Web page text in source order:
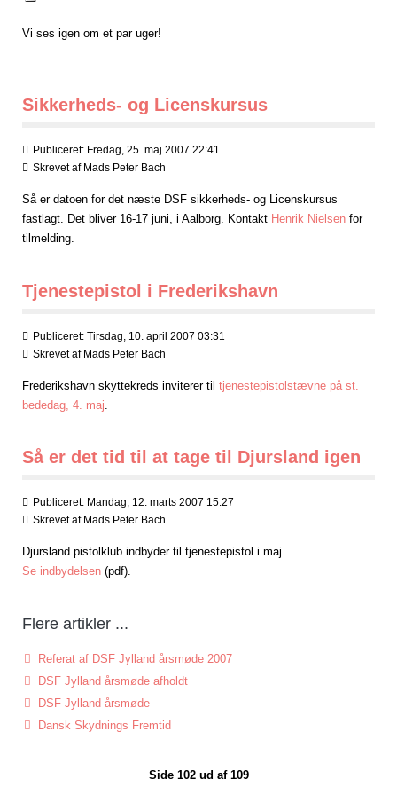
Vi ses igen om et par uger!
Sikkerheds- og Licenskursus
Publiceret: Fredag, 25. maj 2007 22:41
Skrevet af Mads Peter Bach
Så er datoen for det næste DSF sikkerheds- og Licenskursus
fastlagt. Det bliver 16-17 juni, i Aalborg. Kontakt Henrik Nielsen for
tilmelding.
Tjenestepistol i Frederikshavn
Publiceret: Tirsdag, 10. april 2007 03:31
Skrevet af Mads Peter Bach
Frederikshavn skyttekreds inviterer til tjenestepistolstævne på st.
bededag, 4. maj
Så er det tid til at tage til Djursland igen
Publiceret: Mandag, 12. marts 2007 15:27
Skrevet af Mads Peter Bach
Djursland pistolklub indbyder til tjenestepistol i maj
Se indbydelsen (pdf).
Flere artikler ...
Referat af DSF Jylland årsmøde 2007
DSF Jylland årsmøde afholdt
DSF Jylland årsmøde
Dansk Skydnings Fremtid
Side 102 ud af 109